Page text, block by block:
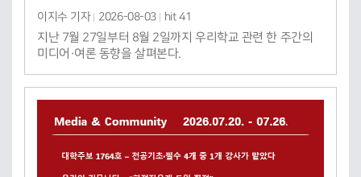
이지수 기자 2026-08-03
hit 41
지난 7월 27일부터 8월 2일까지 우리학교 관련 한 주간의
미디어·여론 동향을 살펴본다.